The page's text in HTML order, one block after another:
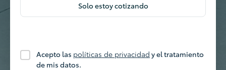
Solo estoy cotizando
Acepto las políticas de privacidad y el tratamiento
de mis datos.